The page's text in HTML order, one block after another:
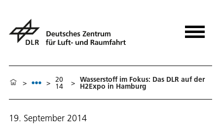
> > 20
14 > Wasserstoff im Fokus: Das DLR auf der
H2Expo in Hamburg
19. September 2014